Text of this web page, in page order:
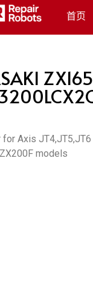
首页
Axis
models